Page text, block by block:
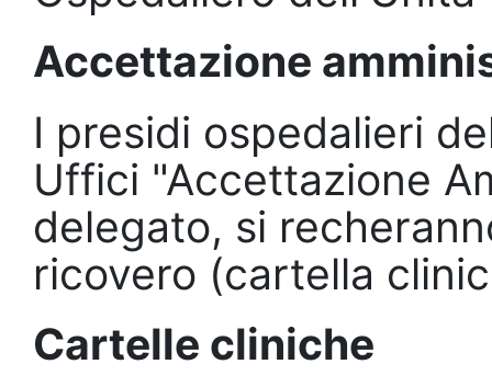
Accettazione
I presidi ospedalieri
Uffici "Accettazione
delegato, si
ricovero (cartella
Cartelle cliniche